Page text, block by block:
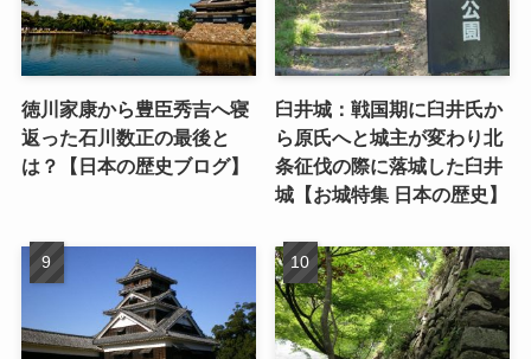
徳川家康から豊臣秀吉へ寝
返った石川数正の最後と
は？【日本の歴史ブログ】
臼井城：戦国期に臼井氏か
ら原氏へと城主が変わり北
条征伐の際に落城した臼井
城【お城特集 日本の歴史】